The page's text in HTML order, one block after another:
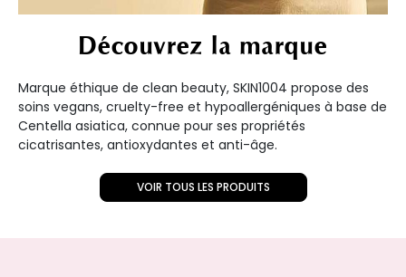
Découvrez la marque
Marque éthique de clean beauty, SKIN1004 propose des
soins vegans, cruelty-free et hypoallergéniques à base de
Centella asiatica, connue pour ses propriétés
cicatrisantes, antioxydantes et anti-âge.
VOIR TOUS LES PRODUITS